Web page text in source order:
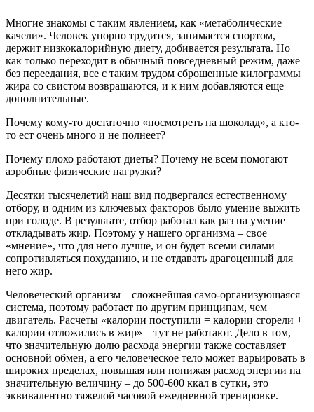
Многие знакомы с таким явлением, как «метаболические
качели». Человек упорно трудится, занимается спортом,
держит низкокалорийную диету, добивается результата. Но
как только переходит в обычный повседневный режим, даже
без переедания, все с таким трудом сброшенные килограммы
жира со свистом возвращаются, и к ним добавляются еще
дополнительные.
Почему кому-то достаточно «посмотреть на шоколад», а кто-
то ест очень много и не полнеет?
Почему плохо работают диеты? Почему не всем помогают
аэробные физические нагрузки?
Десятки тысячелетий наш вид подвергался естественному
отбору, и одним из ключевых факторов было умение выжить
при голоде. В результате, отбор работал как раз на умение
откладывать жир. Поэтому у нашего организма – свое
«мнение», что для него лучше, и он будет всеми силами
сопротивляться похуданию, и не отдавать драгоценный для
него жир.
Человеческий организм – сложнейшая само-организующаяся
система, поэтому работает по другим принципам, чем
двигатель. Расчеты «калории поступили = калории сгорели +
калории отложились в жир» – тут не работают. Дело в том,
что значительную долю расхода энергии также составляет
основной обмен, а его человеческое тело может варьировать в
широких пределах, повышая или понижая расход энергии на
значительную величину – до 500-600 ккал в сутки, это
эквивалентно тяжелой часовой ежедневной тренировке.